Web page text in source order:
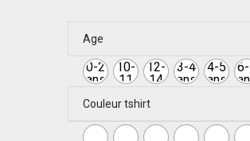
Age
0-2
ans
10-
11
12-
14
3-4
ans
4-5
ans
Couleur tshirt